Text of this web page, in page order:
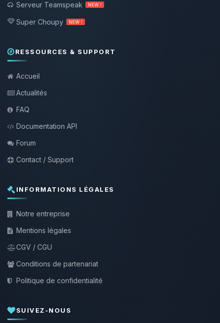
Serveur Teamspeak
NEW !
Super Choupy NEW !
RESSOURCES & SUPPORT
Accueil
Actualités
FAQ
Documentation API
Forum
Contact / Support
INFORMATIONS LÉGALES
Notre entreprise
Mentions légales
CGV / CGU
Conditions de partenariat
Politique de confidentialité
SUIVEZ-NOUS